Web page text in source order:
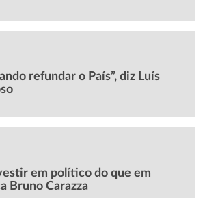
refundar o País”, diz Luís
em político do que em
Bruno Carazza